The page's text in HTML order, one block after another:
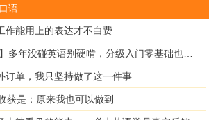
语
作能用上的表达才不白费
【2026英语怎么学？】多年没碰英语别硬啃，分级入门零基础也能跟上
订单，我只坚持做了这一件事
获是：原来我也可以做到